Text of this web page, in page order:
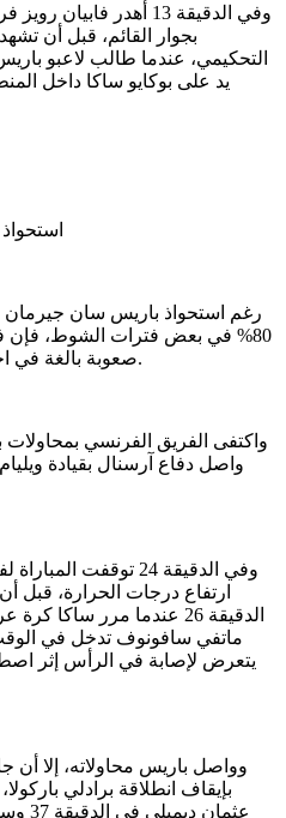
وفي الدقيقة 13 أهدر
التحكيمي، عندما طالب لاعبو
يد على بوكايو ساكا داخل
رغم استحواذ باريس سان جيرمان
80% في بعض فترات الشوط،
صعوبة بالغة في اختراق التنظيم الدفاعي لآرسنال.
واكتفى الفريق الفرنسي بمحاولات
واصل دفاع آرسنال بقيادة
وفي الدقيقة 24
ارتفاع درجات الحرارة،
الدقيقة 26 عندما مرر
ماتفي سافونوف تدخل في
يتعرض لإصابة في الرأس إثر
بإيقاف انطلاقة برادلي